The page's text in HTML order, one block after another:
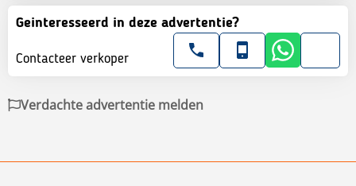
Geinteresseerd in deze advertentie?
Contacteer verkoper
Verdachte advertentie melden